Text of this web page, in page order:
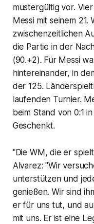
mustergültig vor.
Messi mit seinem
zwischenzeitlichen
die Partie in der
(90.+2). Für Messi
hintereinander, in
der 125.
laufenden Turnier.
beim Stand von 0:1
Geschenkt.
"Die WM, die er
Alvarez: "Wir
unterstützen und
genießen. Wir sind
er für uns tut, und
mit uns. Er ist eine